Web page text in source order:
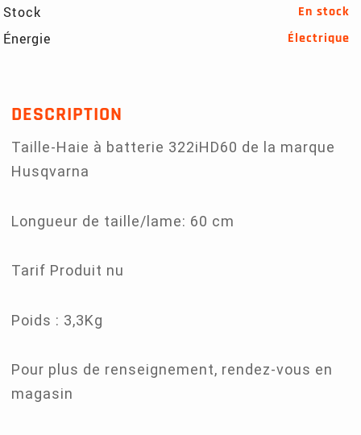
Stock
En stock
Énergie
Électrique
DESCRIPTION
Taille-Haie à batterie 322iHD60 de la marque
Husqvarna
Longueur de taille/lame: 60 cm
Tarif Produit nu
Poids : 3,3Kg
Pour plus de renseignement, rendez-vous en
magasin